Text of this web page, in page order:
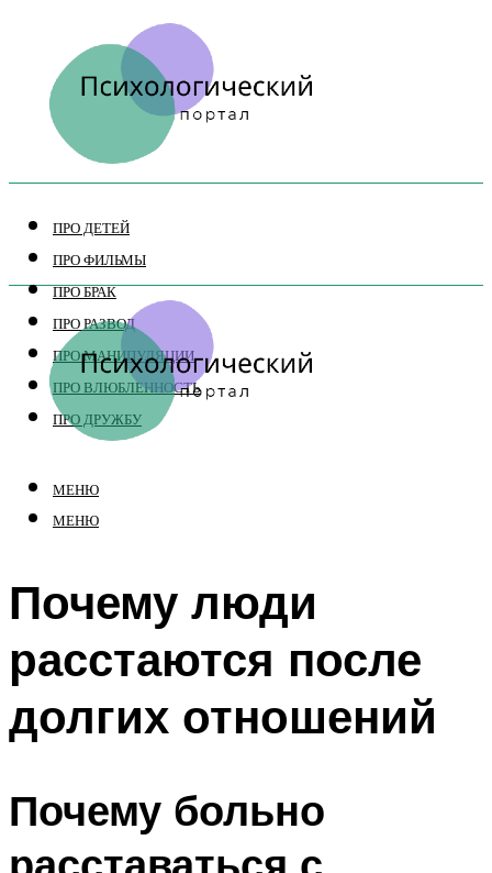
ПРО ДЕТЕЙ
ПРО ФИЛЬМЫ
ПРО БРАК
ПРО РАЗВОД
ПРО МАНИПУЛЯЦИИ
ПРО ВЛЮБЛЕННОСТЬ
ПРО ДРУЖБУ
МЕНЮ
МЕНЮ
Почему люди
расстаются после
долгих отношений
Почему больно